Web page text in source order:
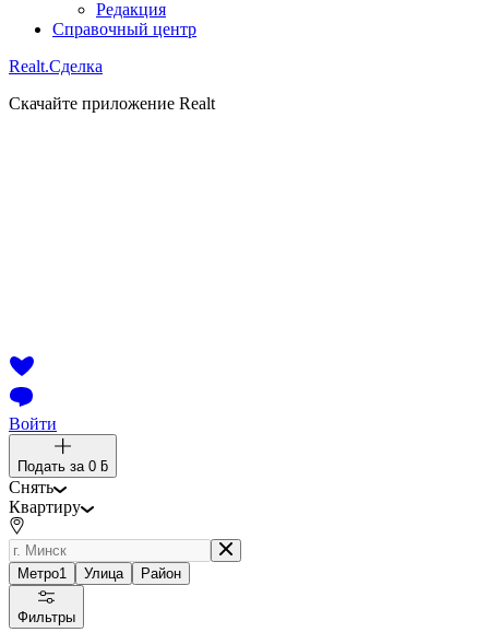
Редакция
Справочный центр
Realt.Сделка
Скачайте приложение Realt
Войти
Подать за 0 ƃ
Снять
Квартиру
Метро1 Улица Район
Фильтры